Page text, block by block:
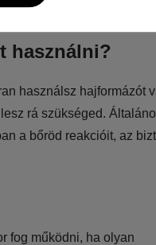
használni?
használsz hajformázót
rá szükséged.
a bőröd reakcióit, az
fog működni, ha olyan